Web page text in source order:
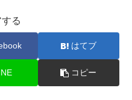
る
はてブ
コピー